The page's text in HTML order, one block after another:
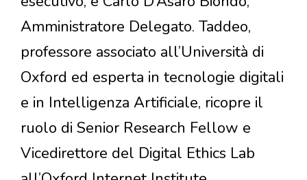
Amministratore Delegato. Taddeo,
professore associato all’Università di
Oxford ed esperta in tecnologie digitali
e in Intelligenza Artificiale, ricopre il
ruolo di Senior Research Fellow e
Vicedirettore del Digital Ethics Lab